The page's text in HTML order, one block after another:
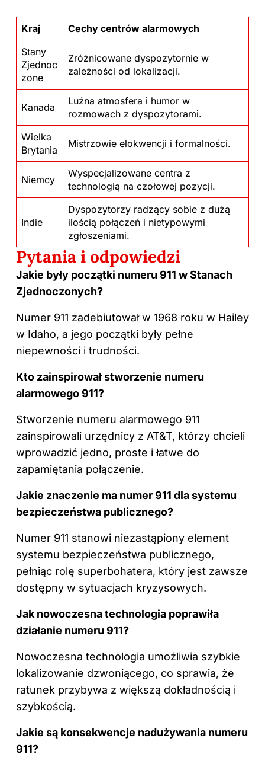
Kraj
Cechy centrów alarmowych
Stany
Zjednoc
zone
Zróżnicowane dyspozytornie w
zależności od lokalizacji.
Kanada
Luźna atmosfera i humor w
rozmowach z dyspozytorami.
Wielka
Brytania
Mistrzowie elokwencji i formalności.
Niemcy
Wyspecjalizowane centra z
technologią na czołowej pozycji.
Indie
Dyspozytorzy radzący sobie z dużą
ilością połączeń i nietypowymi
zgłoszeniami.
Pytania i odpowiedzi
Jakie były początki numeru 911 w Stanach
Zjednoczonych?
Numer 911 zadebiutował w 1968 roku w Hailey
w Idaho, a jego początki były pełne
niepewności i trudności.
Kto zainspirował stworzenie numeru
alarmowego 911?
Stworzenie numeru alarmowego 911
zainspirowali urzędnicy z AT&T, którzy chcieli
wprowadzić jedno, proste i łatwe do
zapamiętania połączenie.
Jakie znaczenie ma numer 911 dla systemu
bezpieczeństwa publicznego?
Numer 911 stanowi niezastąpiony element
systemu bezpieczeństwa publicznego,
pełniąc rolę superbohatera, który jest zawsze
dostępny w sytuacjach kryzysowych.
Jak nowoczesna technologia poprawiła
działanie numeru 911?
Nowoczesna technologia umożliwia szybkie
lokalizowanie dzwoniącego, co sprawia, że
ratunek przybywa z większą dokładnością i
szybkością.
Jakie są konsekwencje nadużywania numeru
911?